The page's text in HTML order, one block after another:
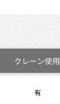
クレーン使用
有